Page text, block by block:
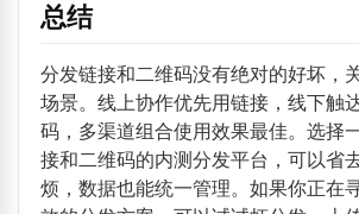
总结
分发链接和二维码没有绝对的好坏，
场景。线上协作优先用链接，线下触
码，多渠道组合使用效果最佳。选择
接和二维码的内测分发平台，可以省
烦，数据也能统一管理。如果你正在